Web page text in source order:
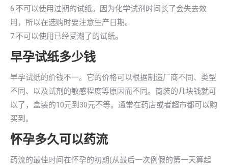
6.不可以使用过期的试纸。因为化学试剂时间长了会失去效
用，所以在选购时要注意生产日期。
7.不可以使用已经受潮了的试纸。
早孕试纸多少钱
早孕试纸的价钱不一。它的价格可以根据制造厂商不同、类型
不同、以及试剂的敏感程度等原因而不同。简装的几块钱就可
以了，盒装的10元到30元不等。通常在药店或者超市都可以购
买到。
怀孕多久可以药流
药流的最佳时间在怀孕的初期(从最后一次例假的第一天算起